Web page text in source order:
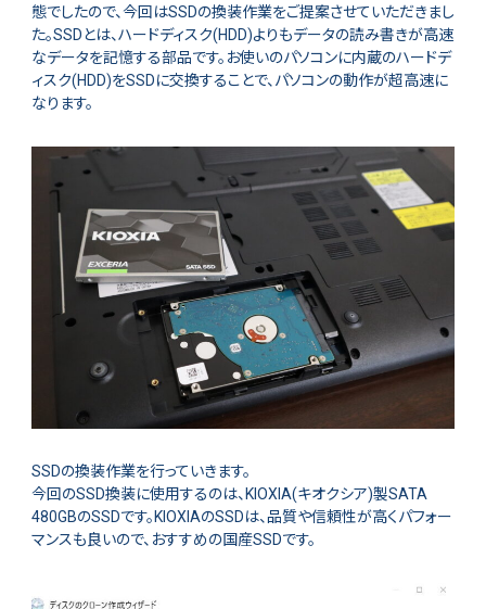
態でしたので、今回はSSDの換装作業をご提案させていただきまし
た。SSDとは、ハードディスク(HDD)よりもデータの読み書きが高速
なデータを記憶する部品です。お使いのパソコンに内蔵のハードデ
ィスク(HDD)をSSDに交換することで、パソコンの動作が超高速に
なります。
SSDの換装作業を行っていきます。
今回のSSD換装に使用するのは、KIOXIA(キオクシア)製SATA
480GBのSSDです。KIOXIAのSSDは、品質や信頼性が高くパフォー
マンスも良いので、おすすめの国産SSDです。